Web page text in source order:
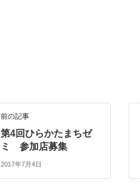
前の記事
第4回ひらかたまちゼ
ミ 参加店募集
2017年7月4日